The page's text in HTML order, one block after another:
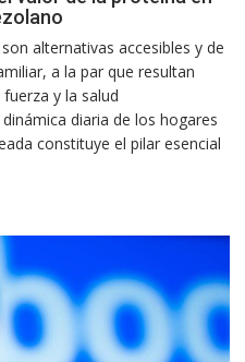
alternativas accesibles y de
a la par que resultan
y la salud
diaria de los hogares
constituye el pilar esencial